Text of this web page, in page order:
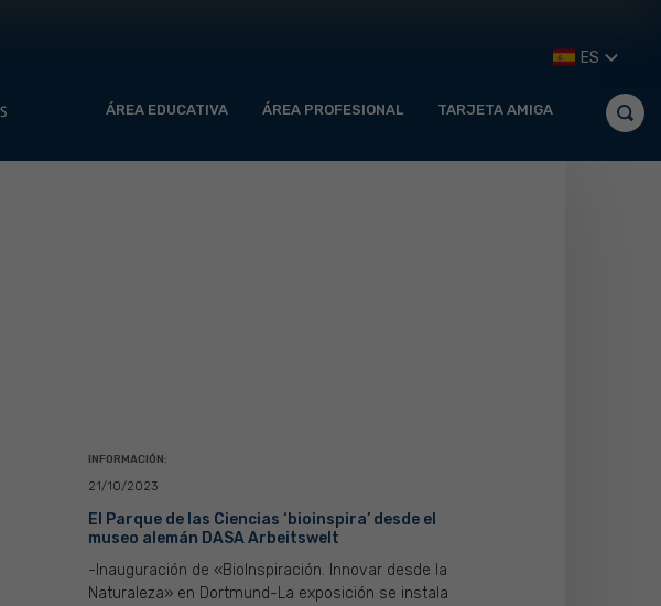
ÁREA EDUCATIVA ÁREA PROFESIONAL TARJETA AMIGA
ES
INFORMACIÓN:
21/10/2023
El Parque de las Ciencias ‘bioinspira’ desde el
museo alemán DASA Arbeitswelt
-Inauguración de «BioInspiración. Innovar desde la
Naturaleza» en Dortmund-La exposición se instala